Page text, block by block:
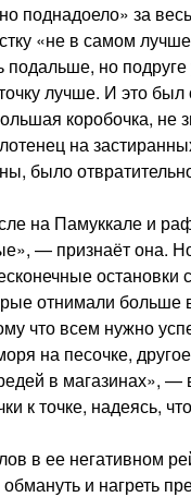
поднадоело» за
«не в самом
но подруге
лучше. И это был
коробочка, не
на
было
на Памуккале и
— признаёт она.
остановки
отнимали больше
что всем нужно
на песочке,
в магазинах», —
к точке, надеясь,
в ее негативном
и нагреть